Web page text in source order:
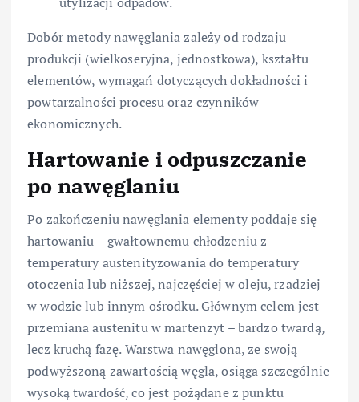
Dobór metody nawęglania zależy od rodzaju
produkcji (wielkoseryjna, jednostkowa), kształtu
elementów, wymagań dotyczących dokładności i
powtarzalności procesu oraz czynników
ekonomicznych.
Hartowanie i odpuszczanie
po nawęglaniu
Po zakończeniu nawęglania elementy poddaje się
hartowaniu – gwałtownemu chłodzeniu z
temperatury austenityzowania do temperatury
otoczenia lub niższej, najczęściej w oleju, rzadziej
w wodzie lub innym ośrodku. Głównym celem jest
przemiana austenitu w martenzyt – bardzo twardą,
lecz kruchą fazę. Warstwa nawęglona, ze swoją
podwyższoną zawartością węgla, osiąga szczególnie
wysoką twardość, co jest pożądane z punktu